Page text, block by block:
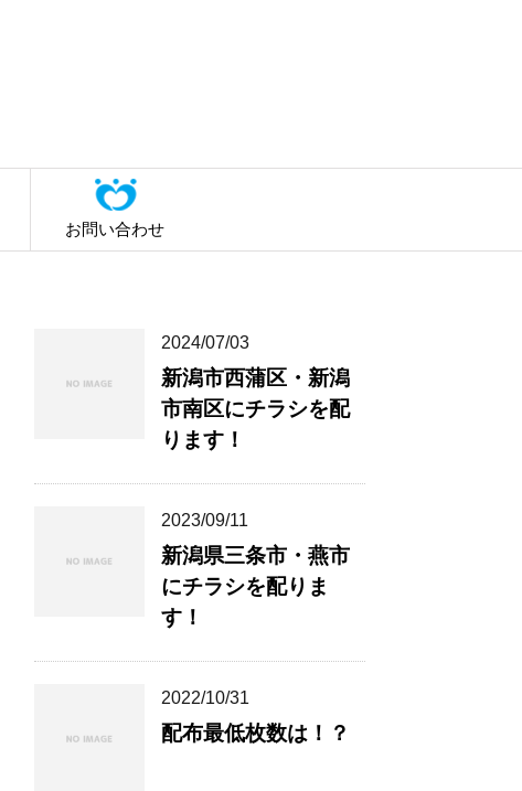
お問い合わせ
2024/07/03
新潟市西蒲区・新潟
市南区にチラシを配
ります！
2023/09/11
新潟県三条市・燕市
にチラシを配りま
す！
2022/10/31
配布最低枚数は！？